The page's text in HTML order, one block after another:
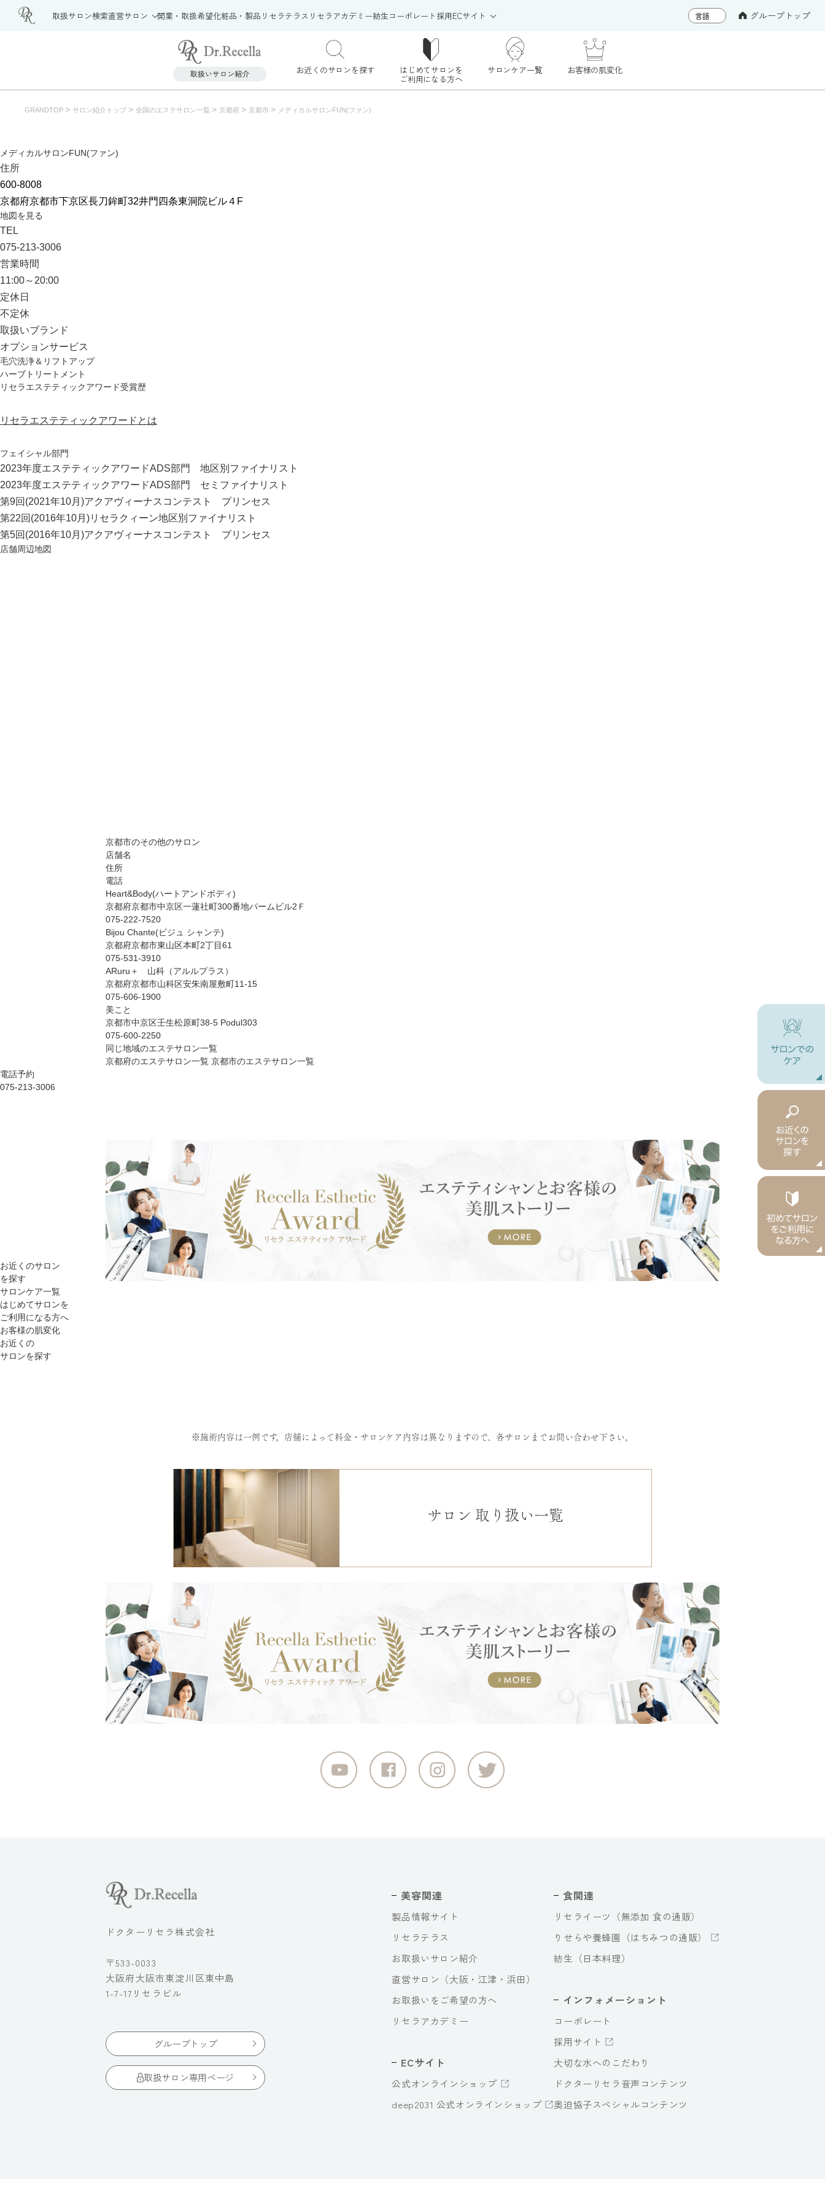
取扱サロン検索直営サロン 開業・取扱希望化粧品・製品 リセラテラス リセラアカデミー紡生コーポレート採用ECサイト グループトップ
お近くのサロンを探す はじめてサロンを
ご利用になる方へ
サロンケア一覧 お客様の肌変化
GRANDTOP > サロン紹介トップ > 全国のエステサロン一覧 > 京都府 > 京都市 > メディカルサロンFUN(ファン)
メディカルサロンFUN(ファン)
住所
600-8008
京都府京都市下京区長刀鉾町32井門四条東洞院ビル４F
地図を見る
TEL
075-213-3006
営業時間
11:00～20:00
定休日
不定休
取扱いブランド
オプションサービス
毛穴洗浄＆リフトアップ
ハーブトリートメント
リセラエステティックアワード受賞歴
リセラエステティックアワードとは
フェイシャル部門
2023年度エステティックアワードADS部門 地区別ファイナリスト
2023年度エステティックアワードADS部門 セミファイナリスト
第9回(2021年10月)アクアヴィーナスコンテスト プリンセス
第22回(2016年10月)リセラクィーン地区別ファイナリスト
第5回(2016年10月)アクアヴィーナスコンテスト プリンセス
店舗周辺地図
京都市のその他のサロン
店舗名
住所
電話
Heart&Body(ハートアンドボディ)
京都府京都市中京区一蓮社町300番地パームビル2Ｆ
075-222-7520
Bijou Chante(ビジュ シャンテ)
京都府京都市東山区本町2丁目61
075-531-3910
ARuru＋ 山科（アルルプラス）
京都府京都市山科区安朱南屋敷町11-15
075-606-1900
美こと
京都市中京区壬生松原町38-5 Podul303
075-600-2250
同じ地域のエステサロン一覧
京都府のエステサロン一覧 京都市のエステサロン一覧
電話予約
075-213-3006
お近くのサロン
を探す
サロンケア一覧
はじめてサロンを
ご利用になる方へ
お客様の肌変化
お近くの
サロンを探す
※施術内容は一例です。店舗によって料金・サロンケア内容は異なりますので、各サロンまでお問い合わせ下さい。
サロン 取り扱い一覧
ドクターリセラ株式会社
〒533-0033
大阪府大阪市東淀川区東中島
1-7-17リセラビル
グループトップ
取扱サロン専用ページ
美容関連
製品情報サイト
リセラテラス
お取扱いサロン紹介
直営サロン（大阪・江津・浜田）
お取扱いをご希望の方へ
リセラアカデミー
ECサイト
公式オンラインショップ
deep2031 公式オンラインショップ
食関連
リセライーツ（無添加 食の通販）
りせらや養蜂園（はちみつの通販）
紡生（日本料理）
インフォメーショント
コーポレート
採用サイト
大切な水へのこだわり
ドクターリセラ音声コンテンツ
奥迫協子スペシャルコンテンツ